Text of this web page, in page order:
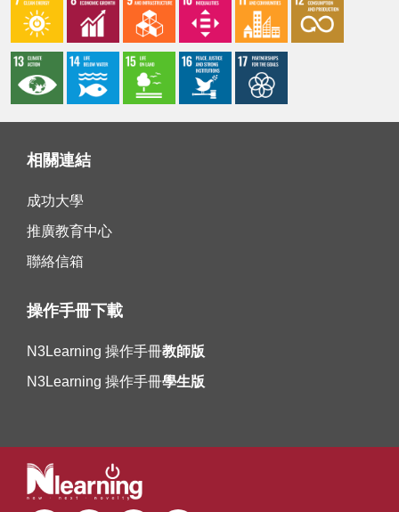
相關連結
成功大學
推廣教育中心
聯絡信箱
操作手冊下載
N3Learning 操作手冊教師版
N3Learning 操作手冊學生版